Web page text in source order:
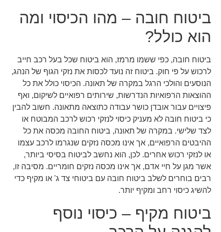
ביטוח חובה – מהו הכיסוי ומה
הוא כולל?
ביטוח חובה, כפי ששמו מרמז, הוא ביטוח שכל בעל רכב חייב
לרכוש על פי חוק. ביטוח זה נועד לכסות את נזקי הגוף של הנהג,
הנוסעים והולכי הרגל במקרה של תאונה. הכיסוי כולל את כל
ההוצאות הרפואיות הנדרשות, שירותים רפואיים לשיקום, ואף
פיצויים עבור אובדן כושר עבודה כתוצאה מתאונה. חשוב להבין
כי ביטוח חובה לא מעניק כיסוי לנזקי רכוש לרכב המבוטח או
לצד שלישי. במקרה של תאונה, ביטוח החובה מכסה את כל
ההיבטים הרפואיים, אך אינו מכסה נזקים שנגרמו לרכב עצמו
או לנזקי רכוש אחרים. לכן, הוא נחשב לביטוח בסיסי ביותר,
אשר מגן על חיי אדם, אך אינו מכסה נזקים חומריים. מסיבה זו,
רבים בוחרים לשלב ביטוח חובה עם ביטוחי צד ג' או מקיף כדי
להשיג כיסוי רחב ומקיף יותר.
ביטוח מקיף – כיסוי נוסף